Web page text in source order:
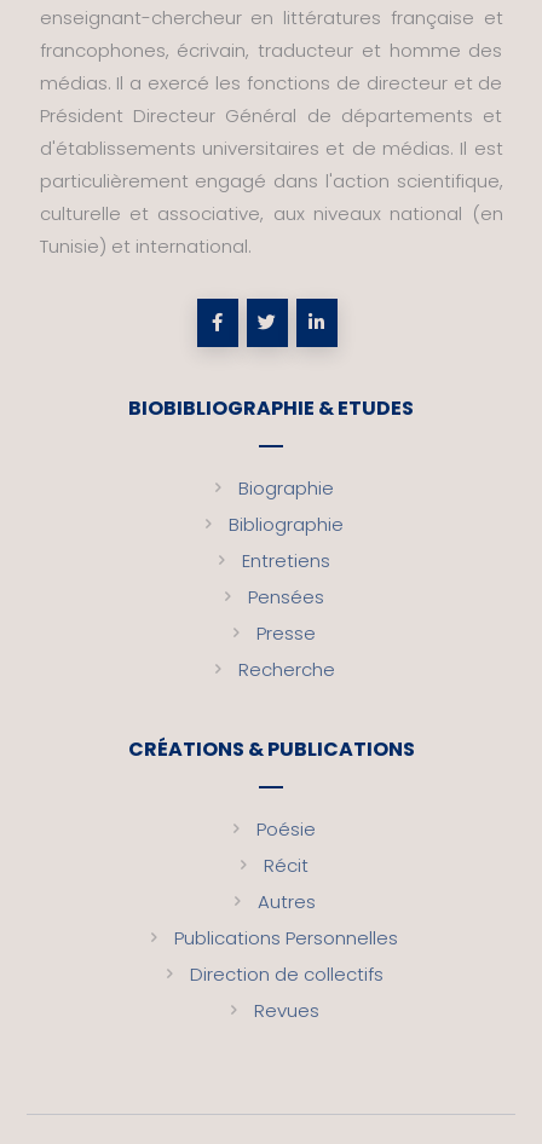
enseignant-chercheur en littératures française et
francophones, écrivain, traducteur et homme des
médias. Il a exercé les fonctions de directeur et de
Président Directeur Général de départements et
d'établissements universitaires et de médias. Il est
particulièrement engagé dans l'action scientifique,
culturelle et associative, aux niveaux national (en
Tunisie) et international.
BIOBIBLIOGRAPHIE & ETUDES
Biographie
Bibliographie
Entretiens
Pensées
Presse
Recherche
CRÉATIONS & PUBLICATIONS
Poésie
Récit
Autres
Publications Personnelles
Direction de collectifs
Revues